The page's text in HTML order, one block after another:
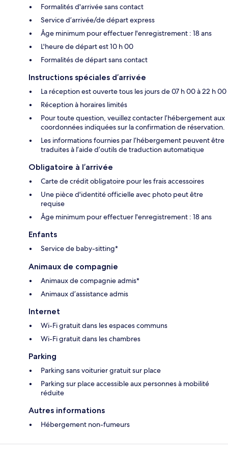
Formalités d'arrivée sans contact
Service d’arrivée/de départ express
Âge minimum pour effectuer l'enregistrement : 18 ans
L'heure de départ est 10 h 00
Formalités de départ sans contact
Instructions spéciales d’arrivée
La réception est ouverte tous les jours de 07 h 00 à 22 h 00
Réception à horaires limités
Pour toute question, veuillez contacter l’hébergement aux
coordonnées indiquées sur la confirmation de réservation.
Les informations fournies par l’hébergement peuvent être
traduites à l’aide d’outils de traduction automatique
Obligatoire à l’arrivée
Carte de crédit obligatoire pour les frais accessoires
Une pièce d'identité officielle avec photo peut être
requise
Âge minimum pour effectuer l'enregistrement : 18 ans
Enfants
Service de baby-sitting*
Animaux de compagnie
Animaux de compagnie admis*
Animaux d’assistance admis
Internet
Wi-Fi gratuit dans les espaces communs
Wi-Fi gratuit dans les chambres
Parking
Parking sans voiturier gratuit sur place
Parking sur place accessible aux personnes à mobilité
réduite
Autres informations
Hébergement non-fumeurs